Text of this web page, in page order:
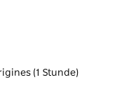
(1 Stunde)